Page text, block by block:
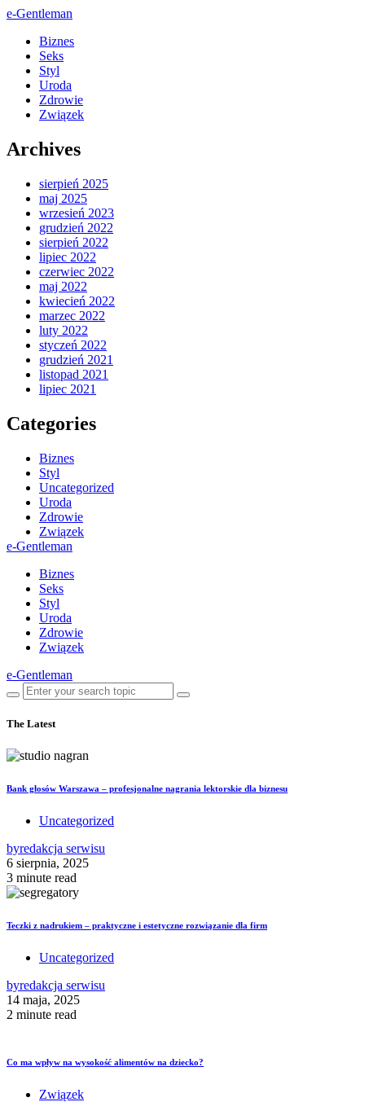
e-Gentleman
Biznes
Seks
Styl
Uroda
Zdrowie
Związek
Archives
sierpień 2025
maj 2025
wrzesień 2023
grudzień 2022
sierpień 2022
lipiec 2022
czerwiec 2022
maj 2022
kwiecień 2022
marzec 2022
luty 2022
styczeń 2022
grudzień 2021
listopad 2021
lipiec 2021
Categories
Biznes
Styl
Uncategorized
Uroda
Zdrowie
Związek
e-Gentleman
Biznes
Seks
Styl
Uroda
Zdrowie
Związek
e-Gentleman
The Latest
Bank głosów Warszawa – profesjonalne nagrania lektorskie dla biznesu
Uncategorized
byredakcja serwisu
6 sierpnia, 2025
3 minute read
Teczki z nadrukiem – praktyczne i estetyczne rozwiązanie dla firm
Uncategorized
byredakcja serwisu
14 maja, 2025
2 minute read
Co ma wpływ na wysokość alimentów na dziecko?
Związek